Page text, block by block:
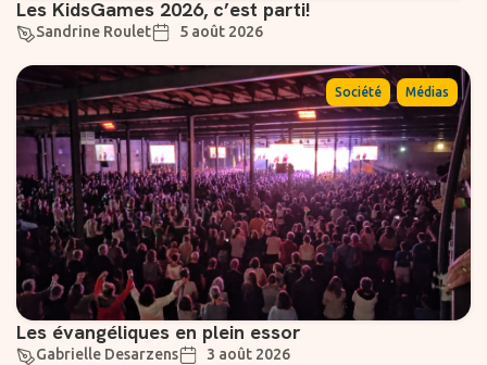
Les KidsGames 2026, c’est parti!
Sandrine Roulet 5 août 2026
Société , Médias
Les évangéliques en plein essor
Gabrielle Desarzens 3 août 2026